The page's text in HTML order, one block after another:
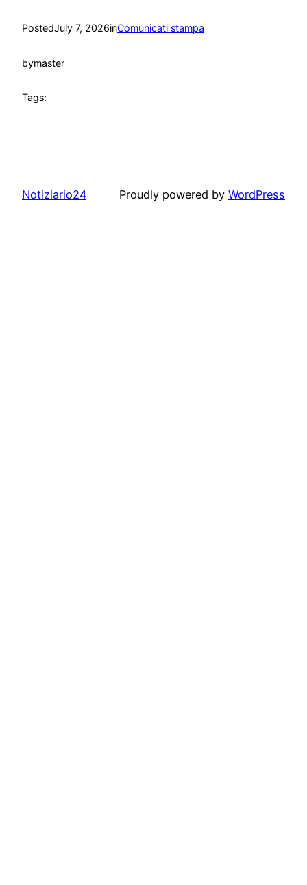
PostedJuly 7, 2026inComunicati stampa
bymaster
Tags:
Notiziario24 Proudly powered by WordPress